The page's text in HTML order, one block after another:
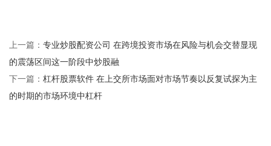
上一篇： 专业炒股配资公司 在跨境投资市场在风险与机会交替显现
的震荡区间这一阶段中炒股融
下一篇： 杠杆股票软件 在上交所市场面对市场节奏以反复试探为主
的时期的市场环境中杠杆